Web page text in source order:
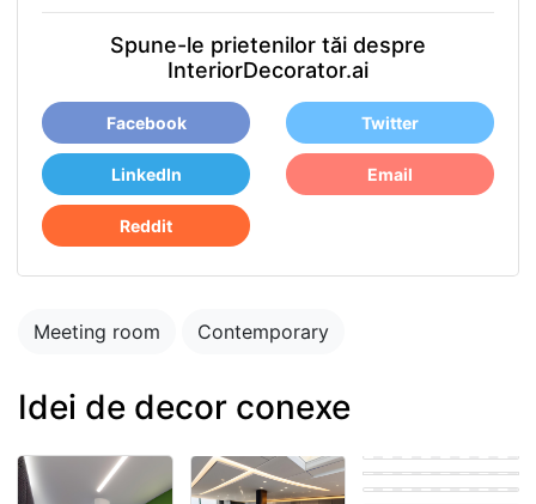
Spune-le prietenilor tăi despre
InteriorDecorator.ai
Facebook Twitter
LinkedIn Email
Reddit
Meeting room Contemporary
Idei de decor conexe
room
Coastal Meeting
room
Modern Meeting
room
Eastern Meeting